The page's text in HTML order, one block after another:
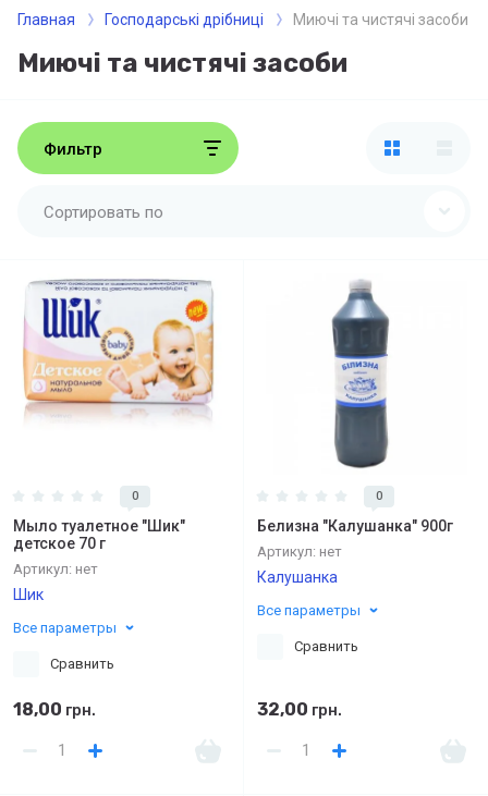
Главная Господарські дрібниці Миючі та чистячі засоби
Миючі та чистячі засоби
Фильтр
Сортировать по
0
Мыло туалетное "Шик"
детское 70 г
Артикул: нет
Шик
Все параметры
Сравнить
18,00 грн.
0
Белизна "Калушанка" 900г
Артикул: нет
Калушанка
Все параметры
Сравнить
32,00 грн.